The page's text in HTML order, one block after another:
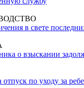
в свете
о взыскании
отпуск по уходу за